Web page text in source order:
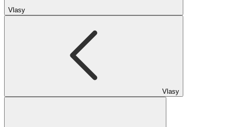
Vlasy
Vlasy